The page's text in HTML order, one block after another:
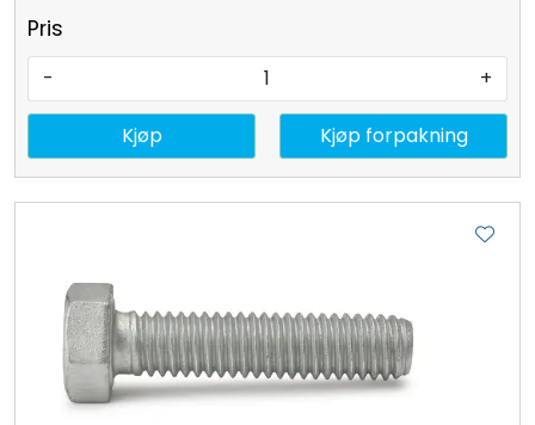
Pris
- +
Kjøp Kjøp forpakning